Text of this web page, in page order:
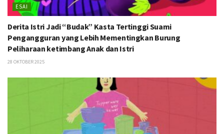
ESAI
Derita Istri Jadi “Budak” Kasta Tertinggi Suami
Pengangguran yang Lebih Mementingkan Burung
Peliharaan ketimbang Anak dan Istri
28 OKTOBER 2025